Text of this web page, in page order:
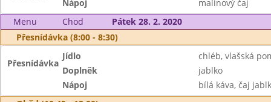
Nápoj
malinový čaj
Menu
Chod
Pátek 28. 2. 2020
Přesnídávka (8:00 - 8:30)
Přesnídávka
Jídlo
chléb, vlašská
Doplněk
jablko
Nápoj
bílá káva, čaj